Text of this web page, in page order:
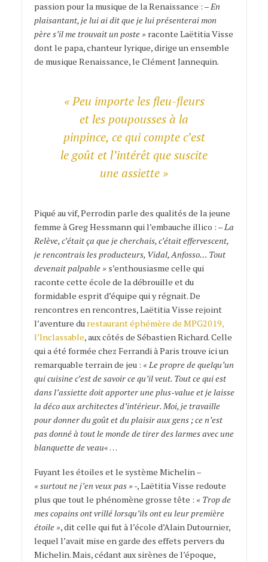
passion pour la musique de la Renaissance : –En
plaisantant, je lui ai dit que je lui présenterai mon
père s’il me trouvait un poste »raconte Laëtitia Visse
dont le papa, chanteur lyrique, dirige un ensemble
de musique Renaissance, le Clément Jannequin.
« Peu importe les fleu-fleurs
et les poupousses à la
pinpince, ce qui compte c’est
le goût et l’intérêt que suscite
une assiette »
Piqué au vif, Perrodin parle des qualités de la jeune
femme à Greg Hessmann qui l’embauche illico : –La
Relève, c’était ça que je cherchais, c’était effervescent,
je rencontrais les producteurs, Vidal, Anfosso… Tout
devenait palpable »s’enthousiasme celle qui
raconte cette école de la débrouille et du
formidable esprit d’équipe qui y régnait. De
rencontres en rencontres, Laëtitia Visse rejoint
l’aventure du restaurant éphémère de MPG2019,
l’Inclassable, aux côtés de Sébastien Richard. Celle
qui a été formée chez Ferrandi à Paris trouve ici un
remarquable terrain de jeu : « Le propre de quelqu’un
qui cuisine c’est de savoir ce qu’il veut. Tout ce qui est
dans l’assiette doit apporter une plus-value et je laisse
la déco aux architectes d’intérieur. Moi, je travaille
pour donner du goût et du plaisir aux gens ; ce n’est
pas donné à tout le monde de tirer des larmes avec une
blanquette de veau« …
Fuyant les étoiles et le système Michelin –
« surtout ne j’en veux pas »-, Laëtitia Visse redoute
plus que tout le phénomène grosse tête : « Trop de
mes copains ont vrillé lorsqu’ils ont eu leur première
étoile », dit celle qui fut à l’école d’Alain Dutournier,
lequel l’avait mise en garde des effets pervers du
Michelin. Mais, cédant aux sirènes de l’époque,